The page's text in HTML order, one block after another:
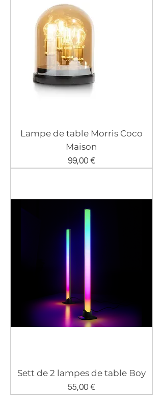
Lampe de table Morris Coco
Maison
Prix
99,00 €
Sett de 2 lampes de table Boy
Prix
55,00 €